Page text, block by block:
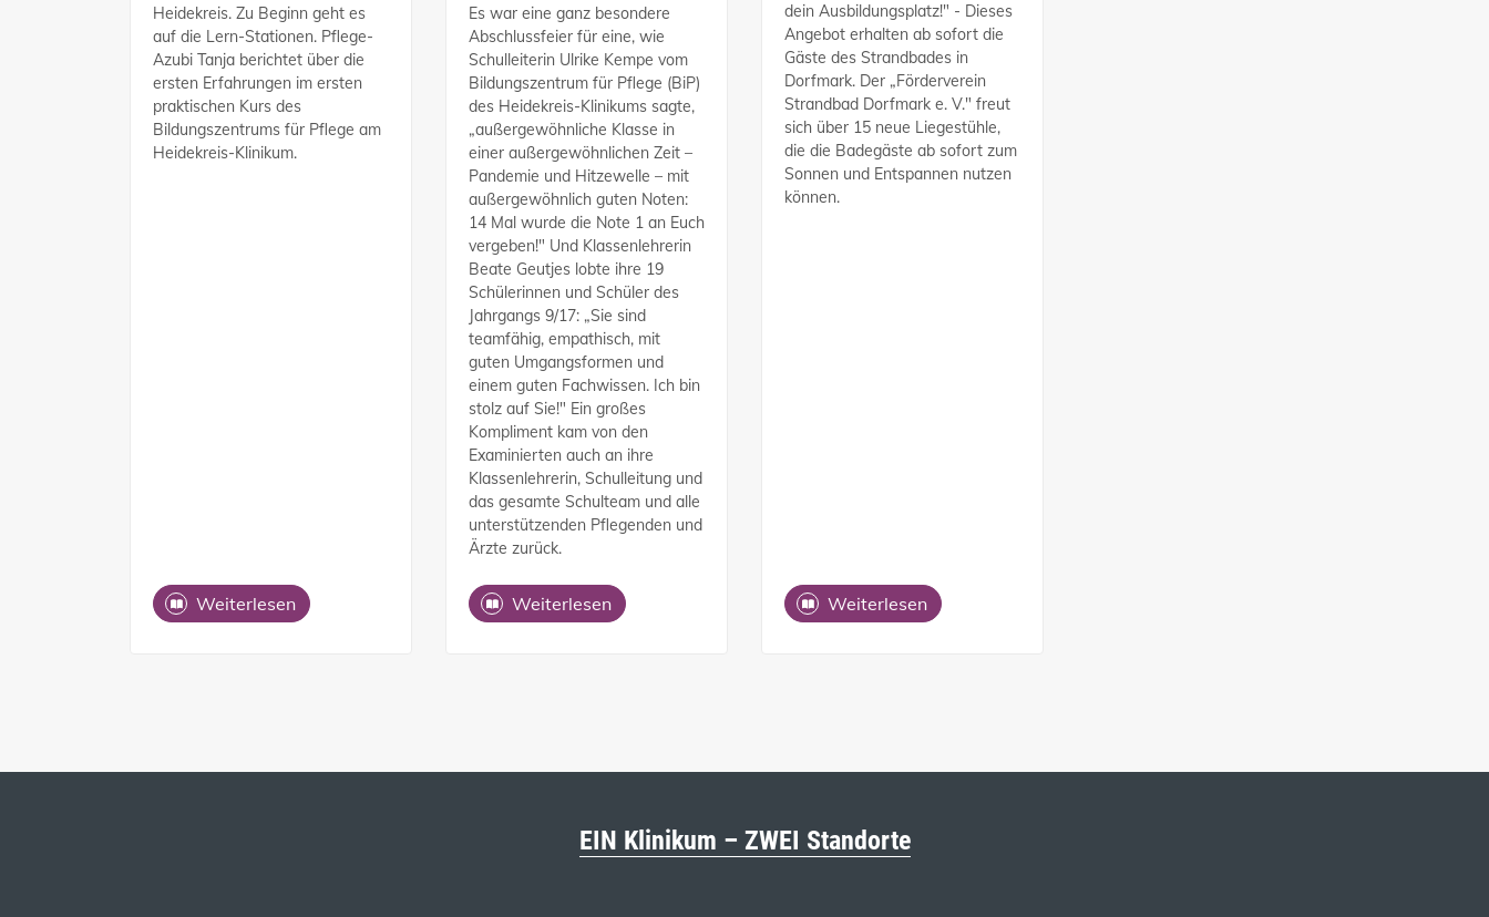
Heidekreis. Zu Beginn geht es
auf die Lern-Stationen. Pflege-
Azubi Tanja berichtet über die
ersten Erfahrungen im ersten
praktischen Kurs des
Bildungszentrums für Pflege am
Heidekreis-Klinikum.
Weiterlesen
Es war eine ganz besondere
Abschlussfeier für eine, wie
Schulleiterin Ulrike Kempe vom
Bildungszentrum für Pflege (BiP)
des Heidekreis-Klinikums sagte,
„außergewöhnliche Klasse in
einer außergewöhnlichen Zeit –
Pandemie und Hitzewelle – mit
außergewöhnlich guten Noten:
14 Mal wurde die Note 1 an Euch
vergeben!" Und Klassenlehrerin
Beate Geutjes lobte ihre 19
Schülerinnen und Schüler des
Jahrgangs 9/17: „Sie sind
teamfähig, empathisch, mit
guten Umgangsformen und
einem guten Fachwissen. Ich bin
stolz auf Sie!" Ein großes
Kompliment kam von den
Examinierten auch an ihre
Klassenlehrerin, Schulleitung und
das gesamte Schulteam und alle
unterstützenden Pflegenden und
Ärzte zurück.
Weiterlesen
dein Ausbildungsplatz!" - Dieses
Angebot erhalten ab sofort die
Gäste des Strandbades in
Dorfmark. Der „Förderverein
Strandbad Dorfmark e. V." freut
sich über 15 neue Liegestühle,
die die Badegäste ab sofort zum
Sonnen und Entspannen nutzen
können.
Weiterlesen
EIN Klinikum – ZWEI Standorte